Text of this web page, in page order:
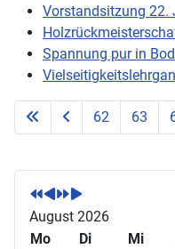
Vorstandsitzung 22.
Spannung pur in
62 63
V
o
r
h
V
o
r
h
N
ä
c
N
ä
c
August 2026
Mo
Di Mi